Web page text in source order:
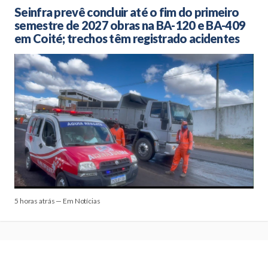
Seinfra prevê concluir até o fim do primeiro
semestre de 2027 obras na BA-120 e BA-409
em Coité; trechos têm registrado acidentes
5 horas atrás — Em Notícias